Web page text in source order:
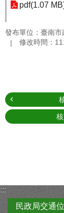
pdf(1.07
發布單位：臺南
修改時間：
:::
民政局交通